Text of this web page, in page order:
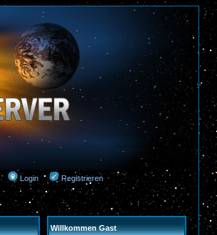
Login
Registrieren
Willkommen Gast